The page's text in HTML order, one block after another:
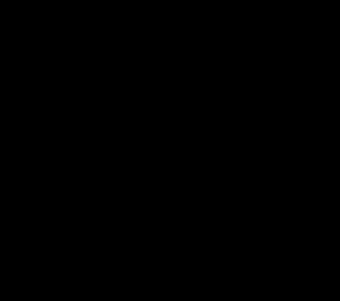
다. 통제력이 뛰어나고 상황을 이끄는 능력이 있습니다.